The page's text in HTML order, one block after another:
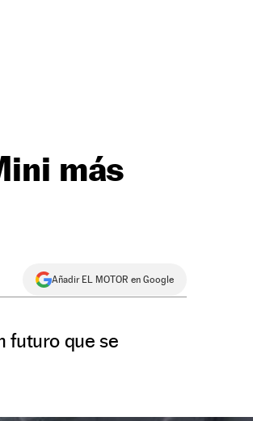
más
Añadir EL MOTOR en Google
futuro que se